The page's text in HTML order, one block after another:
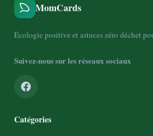
MomCards
Écologie positive et astuces zéro déchet
Suivez-nous sur les réseaux sociaux
Catégories